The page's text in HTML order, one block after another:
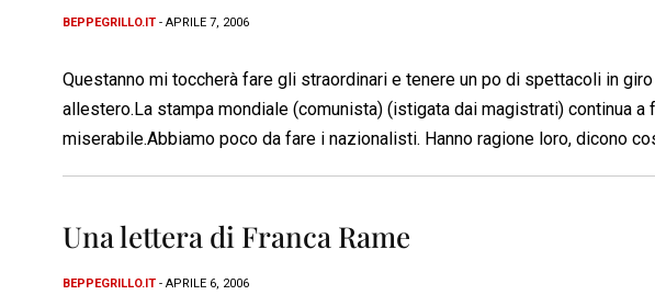
BEPPEGRILLO.IT - APRILE 7, 2006
Questanno mi toccherà fare gli straordinari e tenere un po di spettacoli in
allestero.La stampa mondiale (comunista) (istigata dai magistrati) continua a
miserabile.Abbiamo poco da fare i nazionalisti. Hanno ragione loro, dicono
Una lettera di Franca Rame
BEPPEGRILLO.IT - APRILE 6, 2006